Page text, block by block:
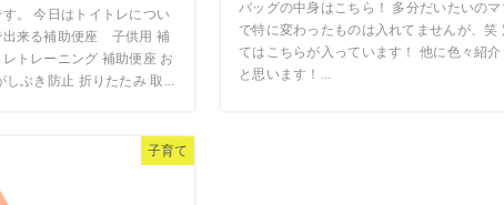
。 今日はトイトレについ
出来る補助便座 子供用 補
トレーニング 補助便座 お
ぶき防止 折りたたみ 取...
バッグの中身はこちら！ 多分だいたいのマ
で特に変わったものは入れてませんが、笑
てはこちらが入っています！ 他に色々紹
と思います！...
子育て